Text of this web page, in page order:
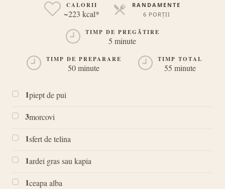
CALORII
~223 kcal*
RANDAMENTE
6 PORȚII
TIMP DE PREGĂTIRE
5 minute
TIMP DE PREPARARE
50 minute
TIMP TOTAL
55 minute
1piept de pui
3morcovi
1sfert de telina
1ardei gras sau kapia
1ceapa alba